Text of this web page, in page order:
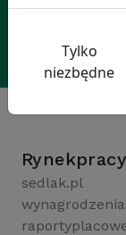
sedlak.pl
Tylko
niezbędne